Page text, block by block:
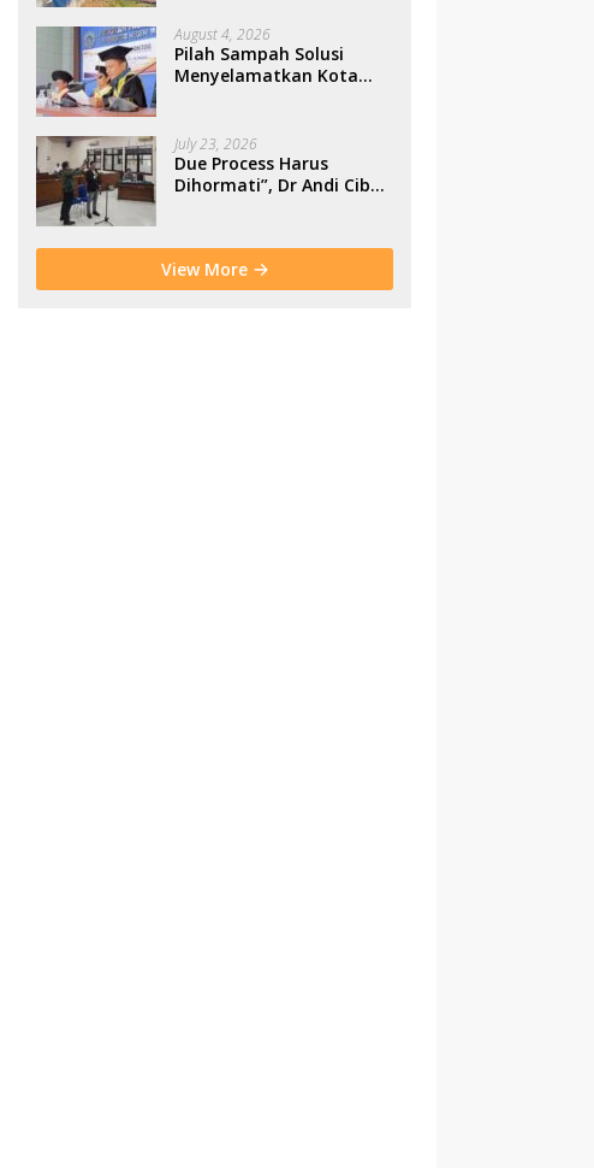
Warga
August 4, 2026
Pilah Sampah Solusi
Menyelamatkan Kota
July 23, 2026
Due Process Harus
Dihormati”, Dr Andi Cibu
Morowali
View More